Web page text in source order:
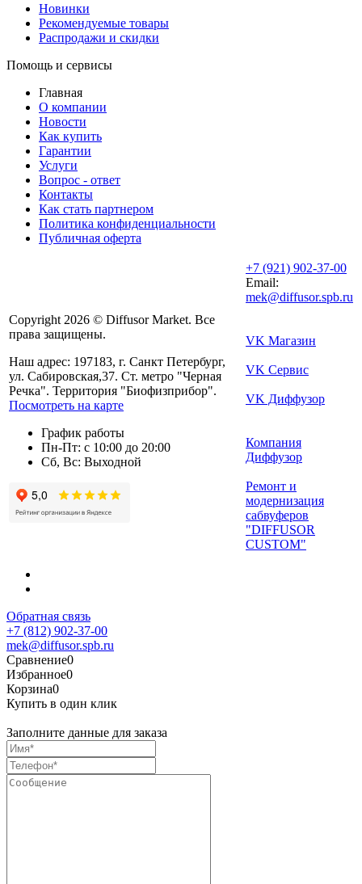
Новинки
Рекомендуемые товары
Распродажи и скидки
Помощь и сервисы
Главная
О компании
Новости
Как купить
Гарантии
Услуги
Вопрос - ответ
Контакты
Как стать партнером
Политика конфиденциальности
Публичная оферта
Copyright 2026 © Diffusor Market. Все
права защищены.
Наш адрес: 197183, г. Санкт Петербург,
ул. Сабировская,37. Ст. метро "Черная
Речка". Территория "Биофизприбор".
Посмотреть на карте
График работы
Пн-Пт: с 10:00 до 20:00
Сб, Вс: Выходной
+7 (921) 902-37-00
Email:
mek@diffusor.spb.ru
VK Магазин
VK Сервис
VK Диффузор
Компания
Диффузор
Ремонт и
модернизация
сабвуферов
"DIFFUSOR
CUSTOM"
Обратная связь
+7 (812) 902-37-00
mek@diffusor.spb.ru
Сравнение0
Избранное0
Корзина0
Купить в один клик
Заполните данные для заказа